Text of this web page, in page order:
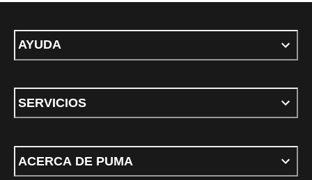
AYUDA
SERVICIOS
ACERCA DE PUMA